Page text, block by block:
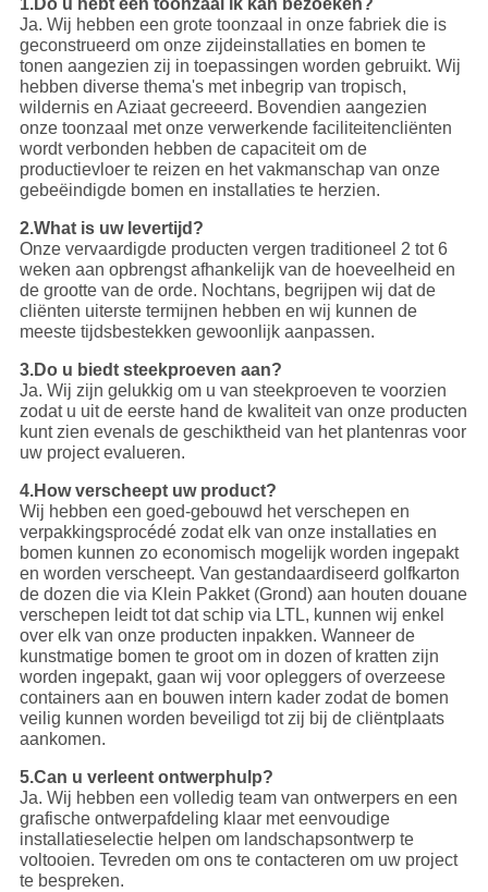
1.Do u hebt een toonzaal ik kan bezoeken?
Ja. Wij hebben een grote toonzaal in onze fabriek die is
geconstrueerd om onze zijdeinstallaties en bomen te
tonen aangezien zij in toepassingen worden gebruikt. Wij
hebben diverse thema's met inbegrip van tropisch,
wildernis en Aziaat gecreeerd. Bovendien aangezien
onze toonzaal met onze verwerkende faciliteitencliënten
wordt verbonden hebben de capaciteit om de
productievloer te reizen en het vakmanschap van onze
gebeëindigde bomen en installaties te herzien.
2.What is uw levertijd?
Onze vervaardigde producten vergen traditioneel 2 tot 6
weken aan opbrengst afhankelijk van de hoeveelheid en
de grootte van de orde. Nochtans, begrijpen wij dat de
cliënten uiterste termijnen hebben en wij kunnen de
meeste tijdsbestekken gewoonlijk aanpassen.
3.Do u biedt steekproeven aan?
Ja. Wij zijn gelukkig om u van steekproeven te voorzien
zodat u uit de eerste hand de kwaliteit van onze producten
kunt zien evenals de geschiktheid van het plantenras voor
uw project evalueren.
4.How verscheept uw product?
Wij hebben een goed-gebouwd het verschepen en
verpakkingsprocédé zodat elk van onze installaties en
bomen kunnen zo economisch mogelijk worden ingepakt
en worden verscheept. Van gestandaardiseerd golfkarton
de dozen die via Klein Pakket (Grond) aan houten douane
verschepen leidt tot dat schip via LTL, kunnen wij enkel
over elk van onze producten inpakken. Wanneer de
kunstmatige bomen te groot om in dozen of kratten zijn
worden ingepakt, gaan wij voor opleggers of overzeese
containers aan en bouwen intern kader zodat de bomen
veilig kunnen worden beveiligd tot zij bij de cliëntplaats
aankomen.
5.Can u verleent ontwerphulp?
Ja. Wij hebben een volledig team van ontwerpers en een
grafische ontwerpafdeling klaar met eenvoudige
installatieselectie helpen om landschapsontwerp te
voltooien. Tevreden om ons te contacteren om uw project
te bespreken.